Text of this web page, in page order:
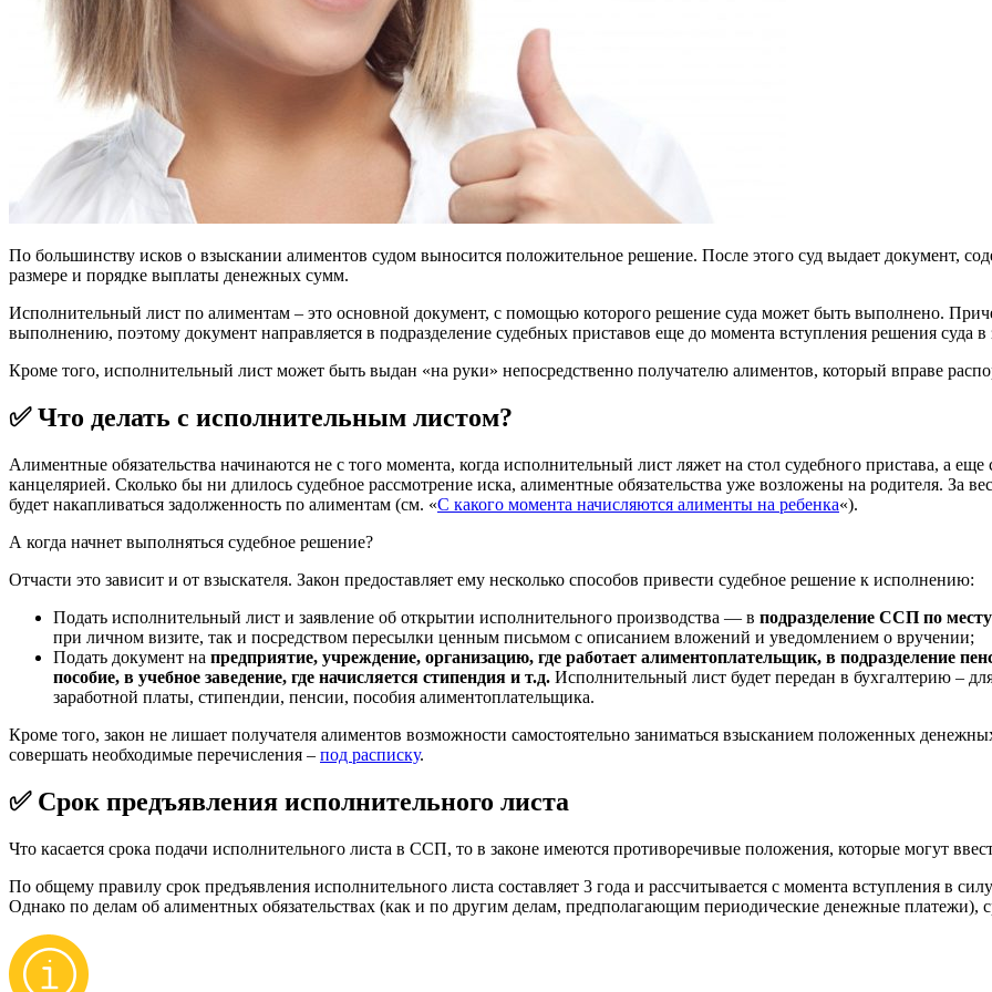
По большинству исков о взыскании алиментов судом выносится положительное решение. После этого суд выдает документ,
размере и порядке выплаты денежных сумм.
Исполнительный лист по алиментам – это основной документ, с помощью которого решение суда может быть выполнено.
выполнению, поэтому документ направляется в подразделение судебных приставов еще до момента вступления решения суда в
Кроме того, исполнительный лист может быть выдан «на руки» непосредственно получателю алиментов, который вправе
✅ Что делать с исполнительным листом?
Алиментные обязательства начинаются не с того момента, когда исполнительный лист ляжет на стол судебного пристава, а еще
канцелярией. Сколько бы ни длилось судебное рассмотрение иска, алиментные обязательства уже возложены на родителя.
будет накапливаться задолженность по алиментам (см. «С какого момента начисляются алименты на ребенка«).
А когда начнет выполняться судебное решение?
Отчасти это зависит и от взыскателя. Закон предоставляет ему несколько способов привести судебное решение к исполнению:
Подать исполнительный лист и заявление об открытии исполнительного производства — в подразделение ССП по
при личном визите, так и посредством пересылки ценным письмом с описанием вложений и уведомлением о вручении;
Подать документ на предприятие, учреждение, организацию, где работает алиментоплательщик, в подразделение
пособие, в учебное заведение, где начисляется стипендия и т.д. Исполнительный лист будет передан в бухгалтерию –
заработной платы, стипендии, пенсии, пособия алиментоплательщика.
Кроме того, закон не лишает получателя алиментов возможности самостоятельно заниматься взысканием положенных
совершать необходимые перечисления – под расписку.
✅ Срок предъявления исполнительного листа
Что касается срока подачи исполнительного листа в ССП, то в законе имеются противоречивые положения, которые могут
По общему правилу срок предъявления исполнительного листа составляет 3 года и рассчитывается с момента вступления в
Однако по делам об алиментных обязательствах (как и по другим делам, предполагающим периодические денежные платежи),